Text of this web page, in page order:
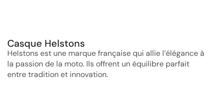
Casque Helstons
Helstons est une marque française qui allie l’élégance à
la passion de la moto. Ils offrent un équilibre parfait
entre tradition et innovation.